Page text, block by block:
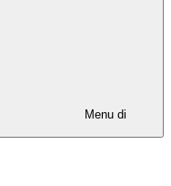
Menu di